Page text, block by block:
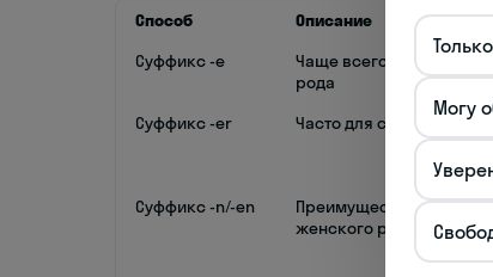
Способ Описание
Суффикс -e
Чаще всего для
рода
Суффикс -er
Часто для
Суффикс -n/-en
Преимущественно для
женского рода
Могу